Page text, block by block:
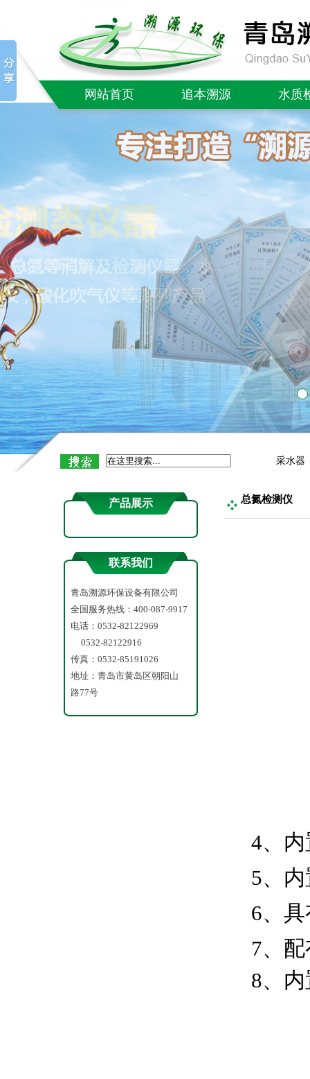
网站首页 追本溯源
企业文化
质量售后
成功案例
水质
COD
氨氮检
总氮检
BOD测
单/多参数
红外/紫
抽滤
手动
自动水质
COD
流速流
吹气
采水器
产品展示
联系我们
青岛溯源环保设备有限公司
全国服务热线：400-087-9917
电话：0532-82122969
0532-82122916
传真：0532-85191026
地址：青岛市黄岛区朝阳山
路77号
总氮检测仪
4、
5、
6、
7、
8、